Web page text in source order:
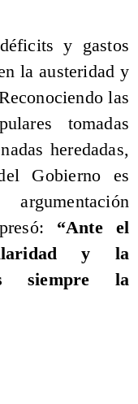
y gastos
la austeridad y
las
tomadas
heredadas,
Gobierno es
“Ante el
y la
siempre la